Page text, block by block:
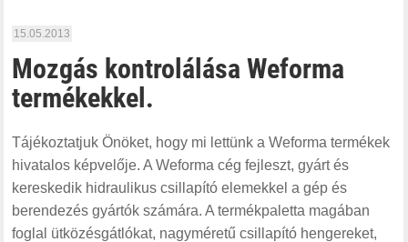
15.05.2013
Mozgás kontrolálása Weforma
termékekkel.
Tájékoztatjuk Önöket, hogy mi lettünk a Weforma termékek
hivatalos képvelője. A Weforma cég fejleszt, gyárt és
kereskedik hidraulikus csillapító elemekkel a gép és
berendezés gyártók számára. A termékpaletta magában
foglal ütközésgátlókat, nagyméretű csillapító hengereket,